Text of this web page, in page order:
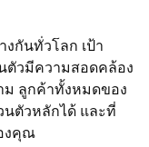
กันทั่วโลก เป้า
ตัวมีความสอดคล้อง
ม ลูกค้าทั้งหมดของ
นตัวหลักได้ และที่
งคุณ